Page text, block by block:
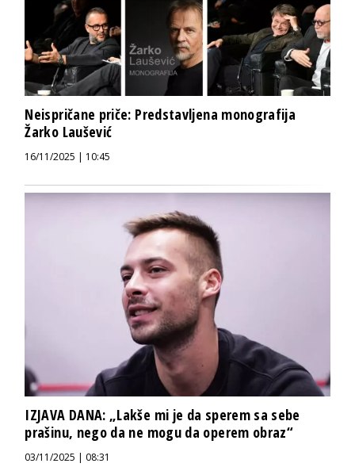
Neispričane priče: Predstavljena monografija
Žarko Laušević
16/11/2025 | 10:45
IZJAVA DANA: „Lakše mi je da sperem sa sebe
prašinu, nego da ne mogu da operem obraz“
03/11/2025 | 08:31